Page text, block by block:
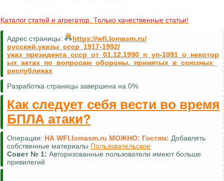
Каталог статей и агрегатор. Только качественные статьи!
Адрес страницы:
https://wfi.lomasm.ru/
русский.указы_ссср_1917-1992/
указ_президента_ссср_от_01.12.1990_n_уп-1091_о_некотор
ых_актах_по_вопросам_обороны._принятых_в_союзных_
республиках
Разработка страницы завершена на 0%
Как следует себя вести во время
БПЛА атаки?
Операции: НА WFI.lomasm.ru МОЖНО: Гостям: Добавлять
собственные материалы Пользовательское
Совет № 1: Авторизованные пользователи имеют больше
привилегий